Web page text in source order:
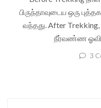
பிருந்தாவுடைய ஒரு
வந்தது. After
நீர்வண்ண
3